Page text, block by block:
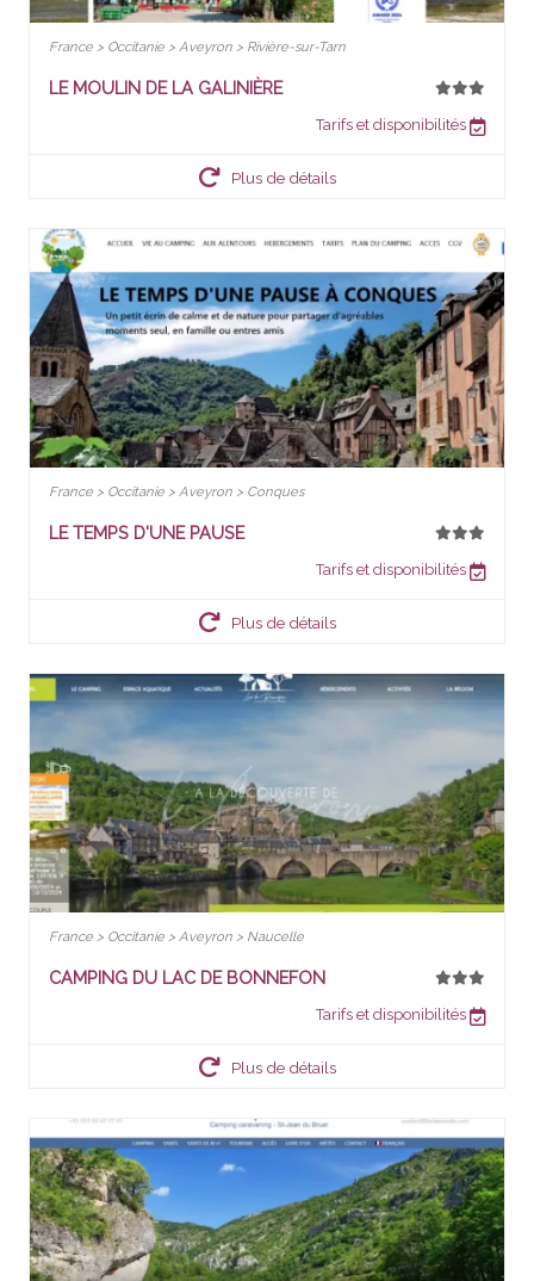
France > Occitanie > Aveyron > Rivière-sur-Tarn
LE MOULIN DE LA GALINIÈRE
Tarifs et disponibilités
Plus de détails
France > Occitanie > Aveyron > Conques
LE TEMPS D'UNE PAUSE
Tarifs et disponibilités
Plus de détails
France > Occitanie > Aveyron > Naucelle
CAMPING DU LAC DE BONNEFON
Tarifs et disponibilités
Plus de détails